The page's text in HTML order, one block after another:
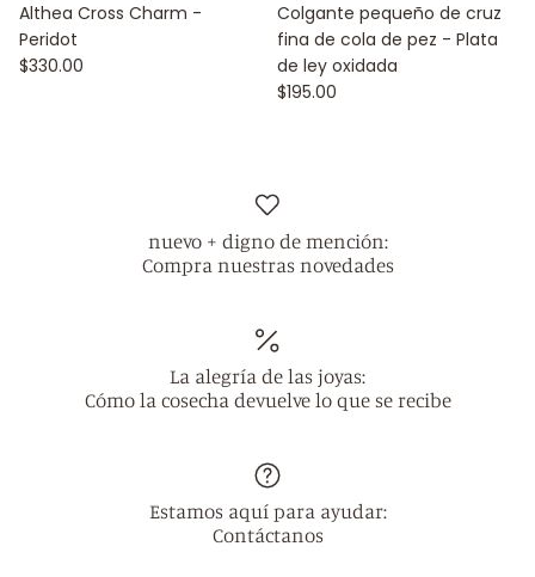
Althea Cross Charm -
Peridot
$330.00
Colgante pequeño de cruz
fina de cola de pez - Plata
de ley oxidada
$195.00
nuevo + digno de mención:
Compra nuestras novedades
La alegría de las joyas:
Cómo la cosecha devuelve lo que se recibe
Estamos aquí para ayudar:
Contáctanos